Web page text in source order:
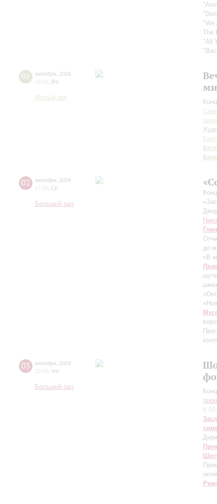
"We
The
"All
01 октября 2024
19:00 Вт
Малый зал
02 октября 2024
17:30 Ср
Большой зал
до
«В
03 октября 2024
20:00 Чт
Большой зал
К